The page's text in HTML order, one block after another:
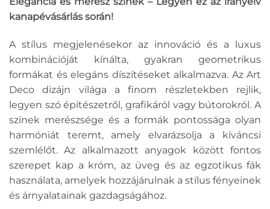
kanapévásárlás során!
A stílus megjelenésekor az innováció és a luxus
kombinációját kínálta, gyakran geometrikus
formákat és elegáns díszítéseket alkalmazva. Az Art
Deco dizájn világa a finom részletekben rejlik,
legyen szó építészetről, grafikáról vagy bútorokról. A
színek merészsége és a formák pontossága olyan
harmóniát teremt, amely elvarázsolja a kíváncsi
szemlélőt. Az alkalmazott anyagok között fontos
szerepet kap a króm, az üveg és az egzotikus fák
használata, amelyek hozzájárulnak a stílus fényeinek
és árnyalatainak gazdagságához.